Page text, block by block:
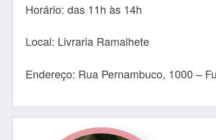
Horário: das 11h às 14h
Local: Livraria Ramalhete
Endereço: Rua Pernambuco, 1000 –